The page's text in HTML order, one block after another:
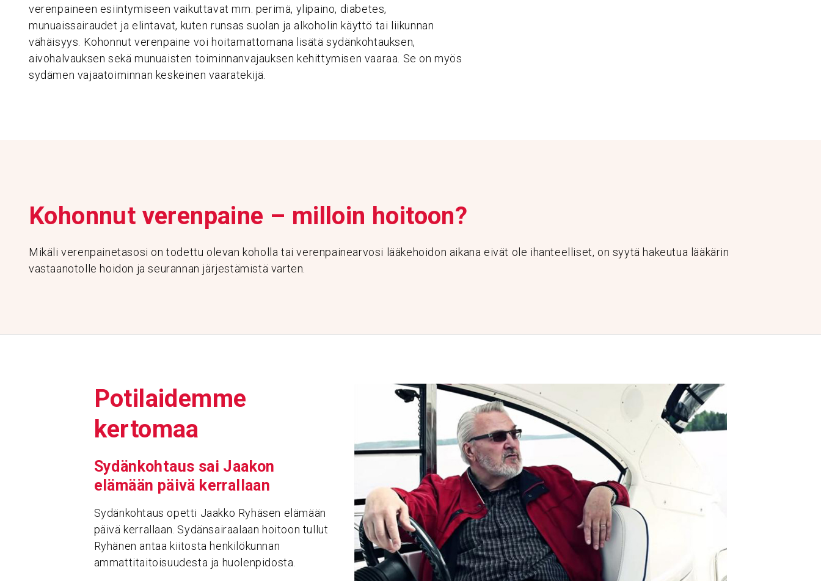
verenpaineen esiintymiseen vaikuttavat mm. perimä, ylipaino, diabetes,
munuaissairaudet ja elintavat, kuten runsas suolan ja alkoholin käyttö tai liikunnan
vähäisyys. Kohonnut verenpaine voi hoitamattomana lisätä sydänkohtauksen,
aivohalvauksen sekä munuaisten toiminnanvajauksen kehittymisen vaaraa. Se on myös
sydämen vajaatoiminnan keskeinen vaaratekijä.
Kohonnut veren­paine – milloin hoitoon?
Mikäli verenpainetasosi on todettu olevan koholla tai verenpainearvosi lääkehoidon aikana eivät ole ihanteelliset, on syytä hakeutua lääkärin
vastaanotolle hoidon ja seurannan järjestämistä varten.
Poti­lai­demme
kertomaa
Sydän­koh­taus sai Jaakon
elämään päivä kerral­laan
Sydänkohtaus opetti Jaakko Ryhäsen elämään
päivä kerrallaan. Sydänsairaalaan hoitoon tullut
Ryhänen antaa kiitosta henkilökunnan
ammattitaitoisuudesta ja huolenpidosta.